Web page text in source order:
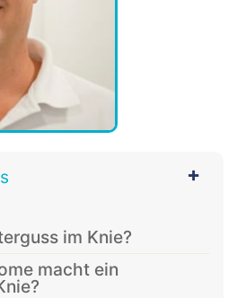
im Knie?
macht ein